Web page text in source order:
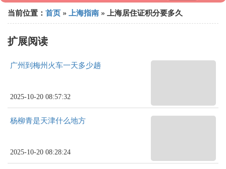
当前位置： 首页 » 上海指南 » 上海居住证积分要多久
扩展阅读
广州到梅州火车一天多少趟
2025-10-20 08:57:32
杨柳青是天津什么地方
2025-10-20 08:28:24